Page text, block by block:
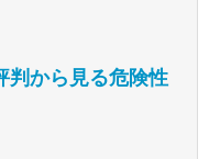
判から見る危険性